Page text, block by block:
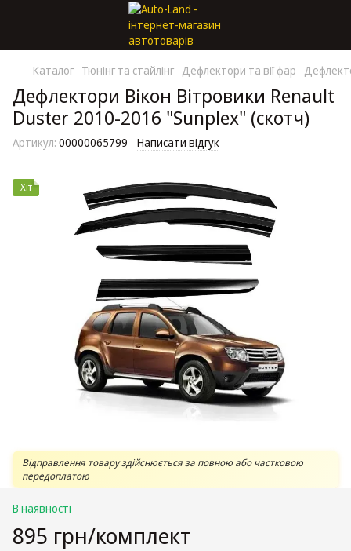
Каталог Тюнінг та стайлінг Дефлектори та вії фар
Дефлектори Вікон Вітровики Renault
Duster 2010-2016 "Sunplex" (скотч)
Артикул: 00000065799 Написати відгук
Хіт
Відправлення товару здійснюється за повною або частковою
передоплатою
В наявності
895 грн/комплект